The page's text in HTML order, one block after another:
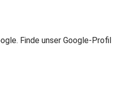
Finde unser Google-Profil